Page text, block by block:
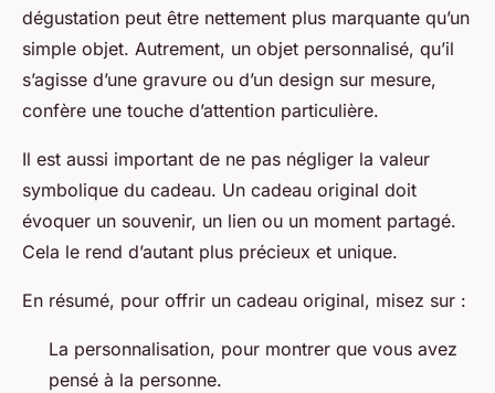
dégustation peut être nettement plus marquante qu’un
simple objet. Autrement, un objet personnalisé, qu’il
s’agisse d’une gravure ou d’un design sur mesure,
confère une touche d’attention particulière.
Il est aussi important de ne pas négliger la valeur
symbolique du cadeau. Un cadeau original doit
évoquer un souvenir, un lien ou un moment partagé.
Cela le rend d’autant plus précieux et unique.
En résumé, pour offrir un cadeau original, misez sur :
La personnalisation, pour montrer que vous avez
pensé à la personne.